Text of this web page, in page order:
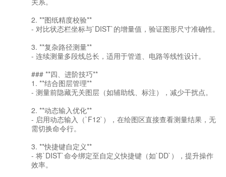
2. **图纸精度校验**
- 对比状态栏坐标与`DIST`的增量值，验证图形尺寸准确性。
3. **复杂路径测量**
- 连续测量多段线总长，适用于管道、电路等线性设计。
### **四、进阶技巧**
1. **结合图层管理**
- 测量前隐藏无关图层（如辅助线、标注），减少干扰点。
2. **动态输入优化**
- 启用动态输入（`F12`），在绘图区直接查看测量结果，无
需切换命令行。
3. **快捷键自定义**
- 将`DIST`命令绑定至自定义快捷键（如`DD`），提升操作
效率。